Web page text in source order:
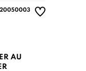
AU